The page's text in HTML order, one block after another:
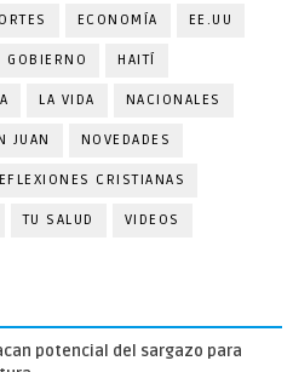
ECONOMÍA EE.UU
GOBIERNO HAITÍ
LA VIDA NACIONALES
JUAN NOVEDADES
CRISTIANAS
TU SALUD VIDEOS
potencial del sargazo para